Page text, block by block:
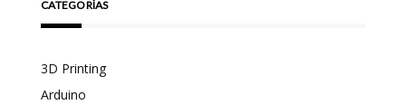
CATEGORÍAS
3D Printing
Arduino